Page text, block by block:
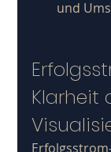
und
Klarheit